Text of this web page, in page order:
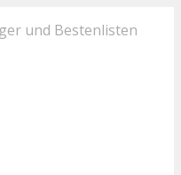
und Bestenlisten